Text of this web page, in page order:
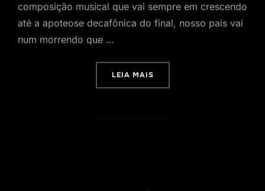
composição musical que vai sempre em crescendo
até a apoteose decafônica do final, nosso país vai
num morrendo que …
LEIA MAIS“A HISTÓRIA DO FUTURO”